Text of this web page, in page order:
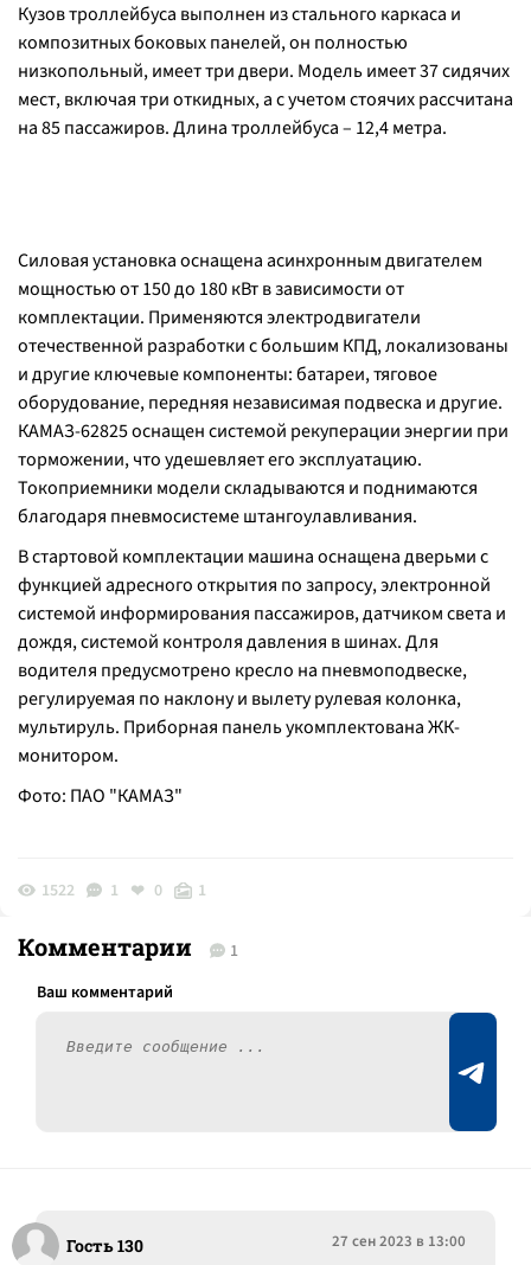
Кузов троллейбуса выполнен из стального каркаса и
композитных боковых панелей, он полностью
низкопольный, имеет три двери. Модель имеет 37 сидячих
мест, включая три откидных, а с учетом стоячих рассчитана
на 85 пассажиров. Длина троллейбуса – 12,4 метра.
Силовая установка оснащена асинхронным двигателем
мощностью от 150 до 180 кВт в зависимости от
комплектации. Применяются электродвигатели
отечественной разработки с большим КПД, локализованы
и другие ключевые компоненты: батареи, тяговое
оборудование, передняя независимая подвеска и другие.
КАМАЗ-62825 оснащен системой рекуперации энергии при
торможении, что удешевляет его эксплуатацию.
Токоприемники модели складываются и поднимаются
благодаря пневмосистеме штангоулавливания.
В стартовой комплектации машина оснащена дверьми с
функцией адресного открытия по запросу, электронной
системой информирования пассажиров, датчиком света и
дождя, системой контроля давления в шинах. Для
водителя предусмотрено кресло на пневмоподвеске,
регулируемая по наклону и вылету рулевая колонка,
мультируль. Приборная панель укомплектована ЖК-
монитором.
Фото: ПАО "КАМАЗ"
1522 1 0 1
Комментарии 1
Гость 130 27 сен 2023 в 13:00